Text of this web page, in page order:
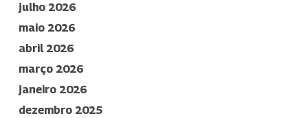
julho 2026
maio 2026
abril 2026
março 2026
janeiro 2026
dezembro 2025